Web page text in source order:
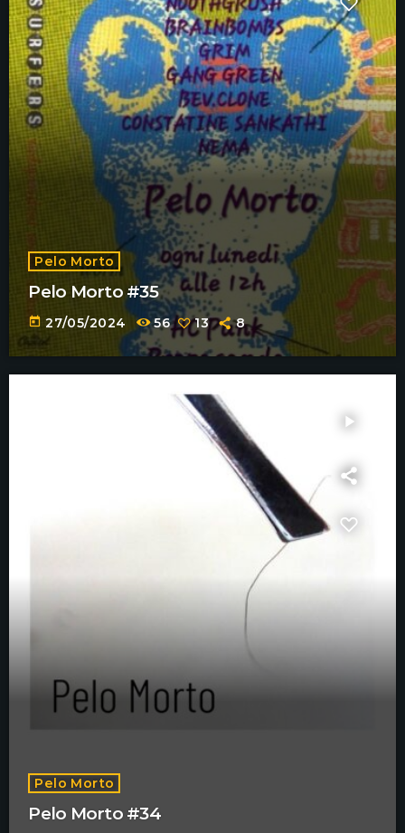
Pelo Morto
Pelo Morto #35
today 27/05/2024 56 13 8
play_arrow
Pelo Morto
Pelo Morto #34